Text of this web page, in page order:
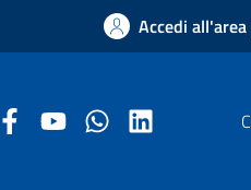
Accedi
Facebook Comune di Arezzo
Youtube Comune di
Twitter Comune di
LinkedIn